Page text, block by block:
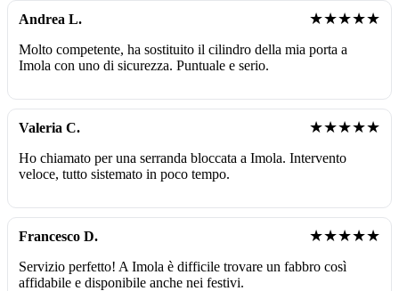
Andrea L. ★★★★★
Molto competente, ha sostituito il cilindro della mia porta a
Imola con uno di sicurezza. Puntuale e serio.
Valeria C. ★★★★★
Ho chiamato per una serranda bloccata a Imola. Intervento
veloce, tutto sistemato in poco tempo.
Francesco D. ★★★★★
Servizio perfetto! A Imola è difficile trovare un fabbro così
affidabile e disponibile anche nei festivi.